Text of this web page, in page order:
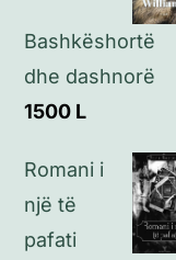
Bashkëshortë
dhe dashnorë
1500 L
Romani i
një të
pafati